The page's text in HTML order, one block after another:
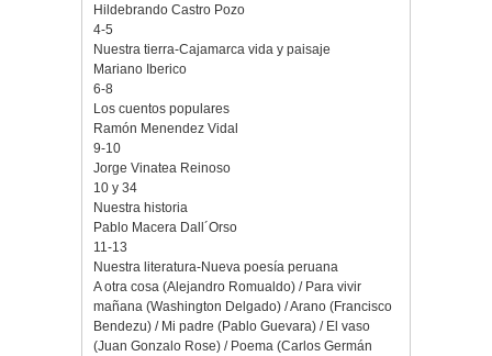
Hildebrando Castro Pozo
4-5
Nuestra tierra-Cajamarca vida y paisaje
Mariano Iberico
6-8
Los cuentos populares
Ramón Menendez Vidal
9-10
Jorge Vinatea Reinoso
10 y 34
Nuestra historia
Pablo Macera Dall´Orso
11-13
Nuestra literatura-Nueva poesía peruana
A otra cosa (Alejandro Romualdo) / Para vivir
mañana (Washington Delgado) / Arano (Francisco
Bendezu) / Mi padre (Pablo Guevara) / El vaso
(Juan Gonzalo Rose) / Poema (Carlos Germán